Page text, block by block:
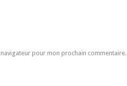
pour mon prochain commentaire.